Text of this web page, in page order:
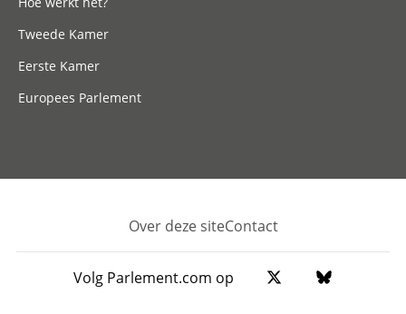
Tweede Kamer
Eerste Kamer
Europees Parlement
Footer
Over deze siteContact
Volg Parlement.com op